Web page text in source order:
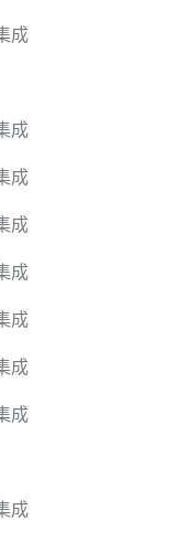
成
成
成
成
成
成
成
成
成